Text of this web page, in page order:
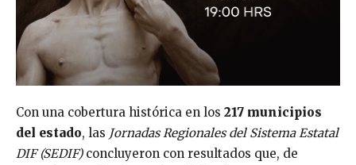
Con una cobertura histórica en los 217 municipios
del estado, las Jornadas Regionales del Sistema Estatal
DIF (SEDIF)concluyeron con resultados que, de